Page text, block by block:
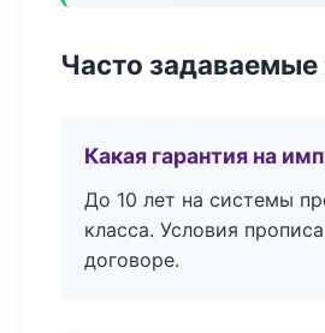
Часто
Какая гарантия на
До 10 лет на системы
класса. Условия
договоре.